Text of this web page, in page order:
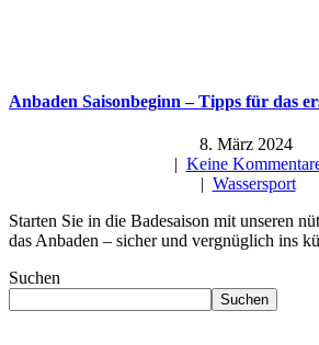
Anbaden Saisonbeginn – Tipps für das
8. März 2024
| Keine
| Wassersport
Starten Sie in die Badesaison mit unseren
das Anbaden – sicher und vergnüglich ins
Suchen
Suchen